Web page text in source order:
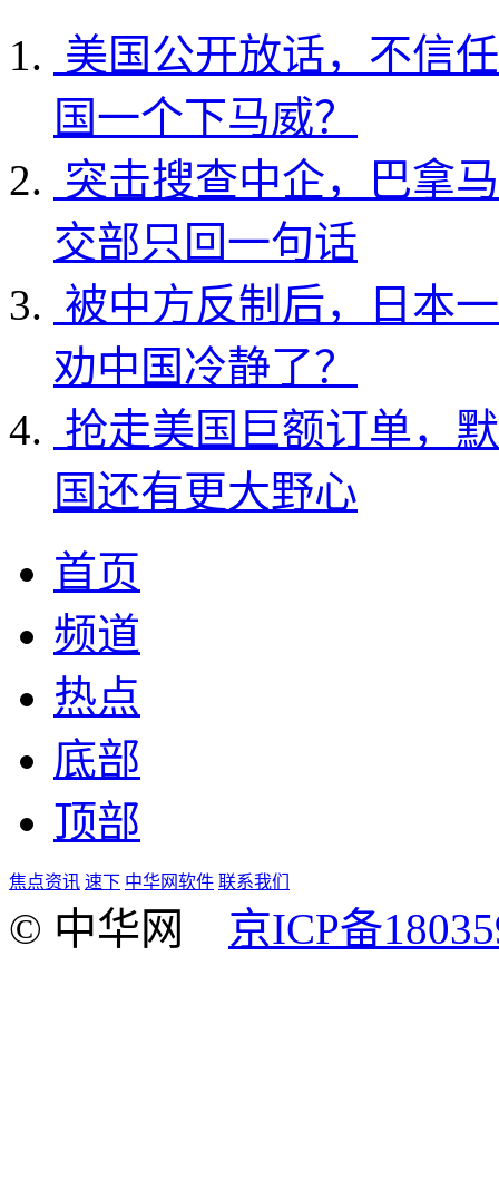
美国公开放话，不信
国一个下马威？
突击搜查中企，巴拿
交部只回一句话
被中方反制后，日本
劝中国冷静了？
抢走美国巨额订单，
国还有更大野心
首页
频道
热点
底部
顶部
焦点资讯 速下 中华网软件 联系我们
© 中华网 京ICP备